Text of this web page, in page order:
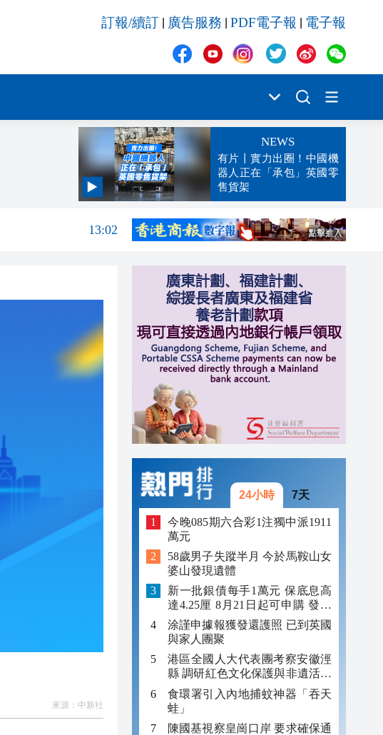
訂報/續訂 廣告服務 PDF電子報 電子報
NEWS
有片丨實力出圈！中國機
器人正在「承包」英國零
售貨架
15:00
13:42
13:32
13:29
13:02
來源： 中新社
24小時 7天
今晚085期六合彩1注獨中派1911
萬元
58歲男子失蹤半月 今於馬鞍山女
婆山發現遺體
新一批銀債每手1萬元 保底息高
達4.25厘 8月21日起可申購 發行
金額最多550億
涂謹申據報獲發還護照 已到英國
與家人團聚
港區全國人大代表團考察安徽涇
縣 調研紅色文化保護與非遺活態
傳承
食環署引入內地捕蚊神器「吞天
蛙」
陳國基視察皇崗口岸 要求確保通